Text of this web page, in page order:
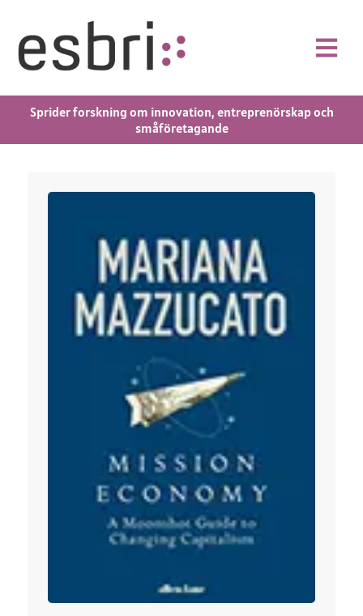
Sprider forskning om innovation, entreprenörskap och
småföretagande